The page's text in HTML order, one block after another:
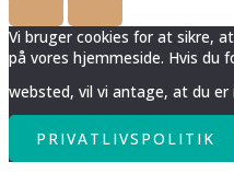
Vi bruger cookies for at sikre,
på vores hjemmeside. Hvis
websted, vil vi antage, at du
PRIVATLIVSPOLITIK